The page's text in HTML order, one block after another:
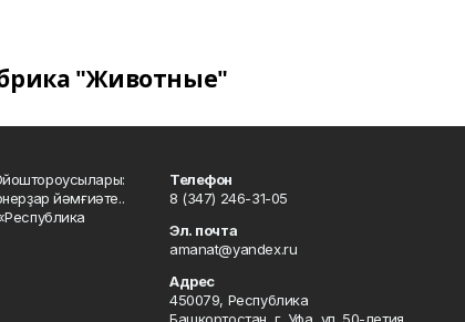
"Животные"
йәмғиәте..
Телефон
8 (347) 246-31-05
Эл. почта
amanat@yandex.ru
Адрес
450079, Республика